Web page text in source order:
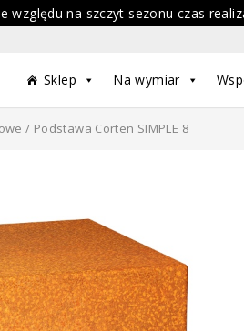
względu na szczyt sezonu czas
Sklep Na wymiar
/ Podstawa Corten SIMPLE 8